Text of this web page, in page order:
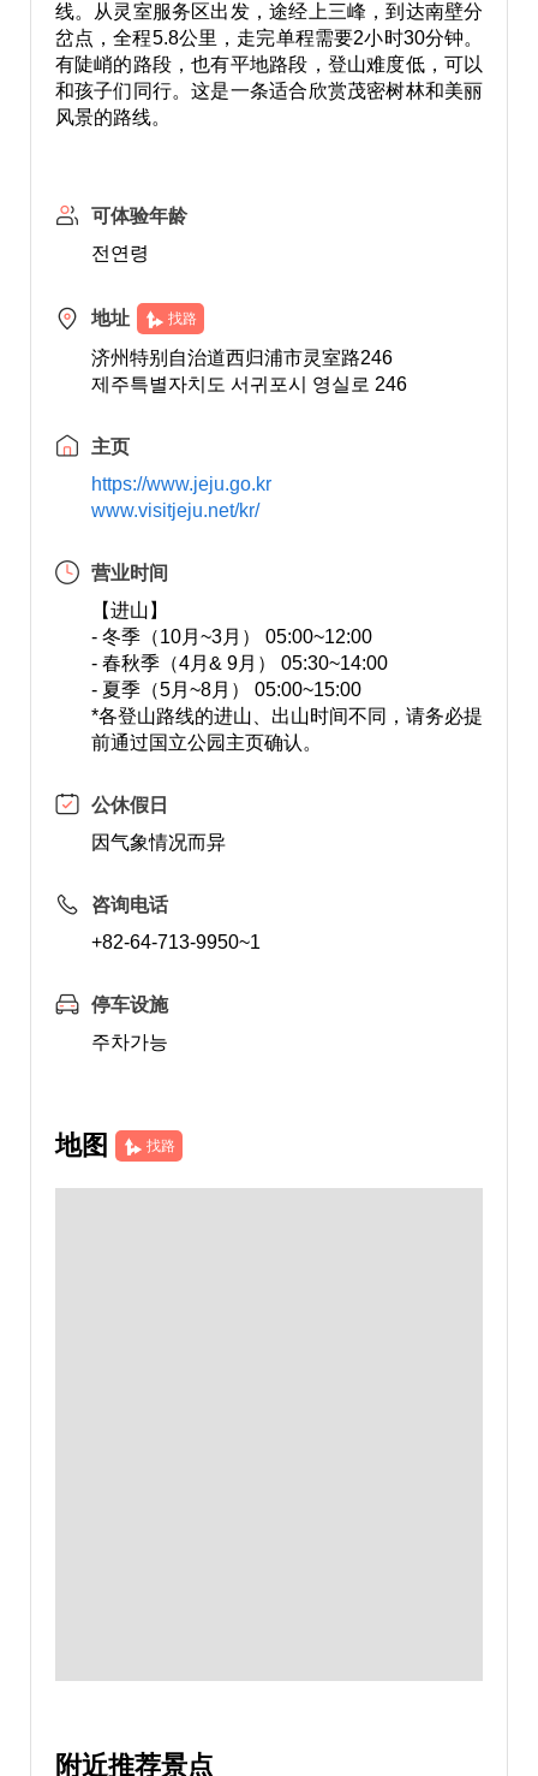
线。从灵室服务区出发，途经上三峰，到达南壁分
岔点，全程5.8公里，走完单程需要2小时30分钟。
有陡峭的路段，也有平地路段，登山难度低，可以
和孩子们同行。这是一条适合欣赏茂密树林和美丽
风景的路线。
可体验年龄
전연령
地址 找路
济州特别自治道西归浦市灵室路246
제주특별자치도 서귀포시 영실로 246
主页
https://www.jeju.go.kr
www.visitjeju.net/kr/
营业时间
【进山】
- 冬季（10月~3月） 05:00~12:00
- 春秋季（4月& 9月） 05:30~14:00
- 夏季（5月~8月） 05:00~15:00
*各登山路线的进山、出山时间不同，请务必提
前通过国立公园主页确认。
公休假日
因气象情况而异
咨询电话
+82-64-713-9950~1
停车设施
주차가능
地图 找路
附近推荐景点